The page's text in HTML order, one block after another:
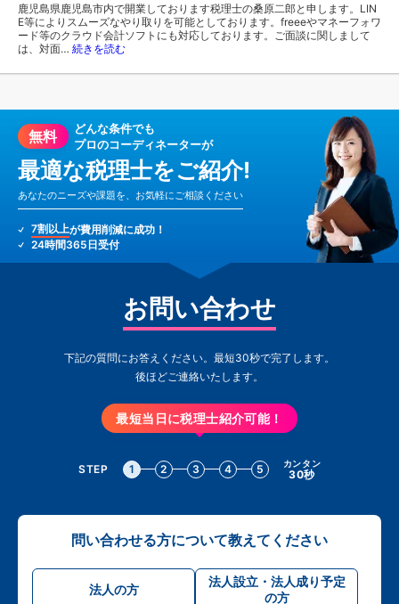
鹿児島県鹿児島市内で開業しております税理士の桑原二郎と申します。LIN
E等によりスムーズなやり取りを可能としております。freeeやマネーフォワ
ード等のクラウド会計ソフトにも対応しております。ご面談に関しまして
は、対面… 続きを読む
無料
どんな条件でも
プロのコーディネーターが
最適な税理士をご紹介!
あなたのニーズや課題を、お気軽にご相談ください
7割以上が費用削減に成功！
24時間365日受付
お問い合わせ
下記の質問にお答えください。最短30秒で完了します。
後ほどご連絡いたします。
最短当日に税理士紹介可能！
STEP 1 2 3 4 5 カンタン
30秒
問い合わせる方について教えてください
法人の方
法人設立・法人成り予定
の方